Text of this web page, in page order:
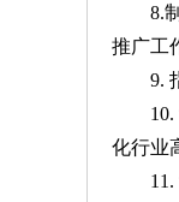
8.
推广工
9.
化行业